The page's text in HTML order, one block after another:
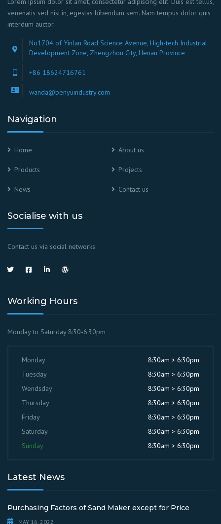
venenatis sed nisi in, egestas bibendum sem. Nam tempus dolor quis
interdum auctor.
No1704 of Yinlan Road Science Avenue, High-tech Industrial
Development Zone, Zhengzhou City, Henan Province
+86 18624716761
wanda@benyuindustry.com
Navigation
Home About us
Products Projects
News Contact us
Socialise with us
Contact us via social networks
Working Hours
Monday to Saturday 8:30-6:30pm
Monday
8:30am > 6:30pm
Tuesday
8:30am > 6:30pm
Wendsday
8:30am > 6:30pm
Thursday
8:30am > 6:30pm
Friday
8:30am > 6:30pm
Saturday
8:30am > 6:30pm
Sunday
8:30am > 6:30pm
Latest News
Purchasing Factors of Sand Maker except for Price
MAY 16, 2022